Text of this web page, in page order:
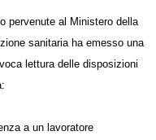
pervenute al Ministero
sanitaria ha
e univoca lettura
5, che recita:
a un lavoratore